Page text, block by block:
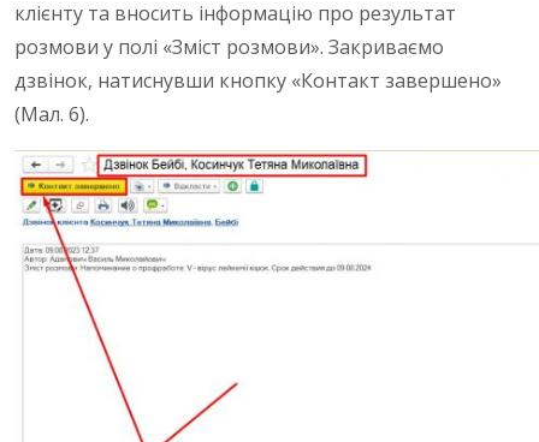
клієнту та вносить інформацію про результат
розмови у полі «Зміст розмови». Закриваємо
дзвінок, натиснувши кнопку «Контакт завершено»
(Мал. 6).